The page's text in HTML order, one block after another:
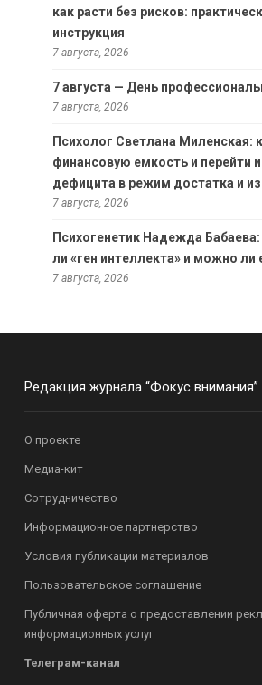
как расти без рисков:
инструкция
7 августа, 2026
7 августа — День
7 августа, 2026
Психолог Светлана Миленская:
финансовую емкость и перейти
дефицита в режим достатка и
7 августа, 2026
Психогенетик Надежда
ли «ген интеллекта» и можно ли
7 августа, 2026
Редакция журнала “Фокус внимания”
О проекте
Медиа-кит
Сотрудничество
Информационное партнерство
Условия публикации материалов
Пользовательское соглашение
Публичная оферта о предоставлении
информационных услуг
Телеграм-канал